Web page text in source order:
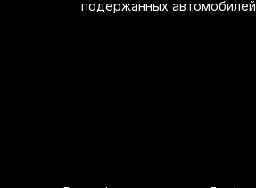
подержанных автомобилей